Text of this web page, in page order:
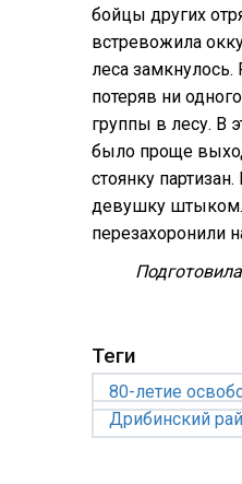
бойцы других
встревожила
леса
потеряв ни
группы в лесу. В
было проще
стоянку
девушку штыком.
перезахоронили
Теги
80-летие
Дрибинский